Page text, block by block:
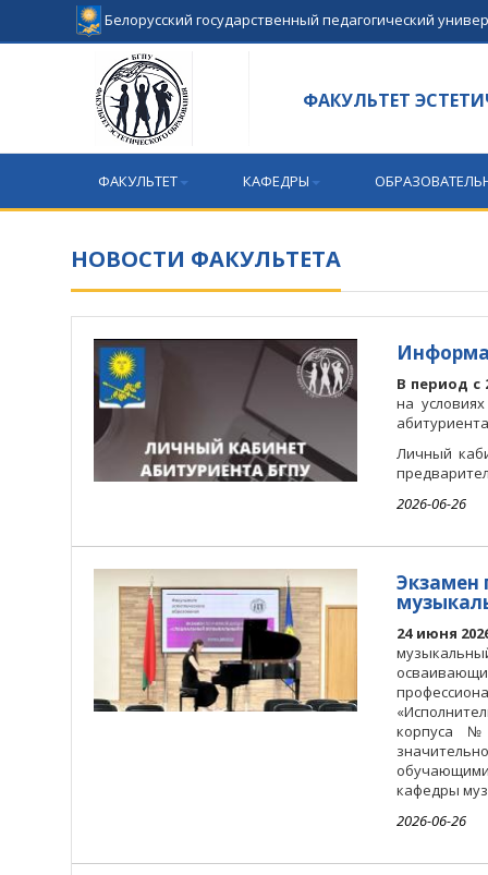
Белорусский государственный педагогический
ФАКУЛЬТЕТ
ФАКУЛЬТЕТ КАФЕДРЫ
НОВОСТИ ФАКУЛЬТЕТА
В период с
на
Личный
2026-06-26
Экзамен
24 июня
корпуса
кафедры
2026-06-26